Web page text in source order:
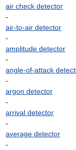
air check detector
-
air-to-air detector
-
amplitude detector
-
angle-of-attack
-
argon detector
-
arrival detector
-
average detector
-